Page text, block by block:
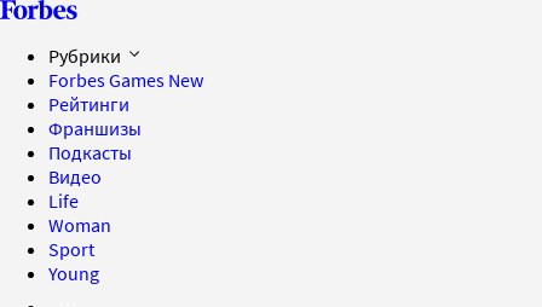
Рубрики
Forbes Games New
Рейтинги
Франшизы
Подкасты
Видео
Life
Woman
Sport
Young